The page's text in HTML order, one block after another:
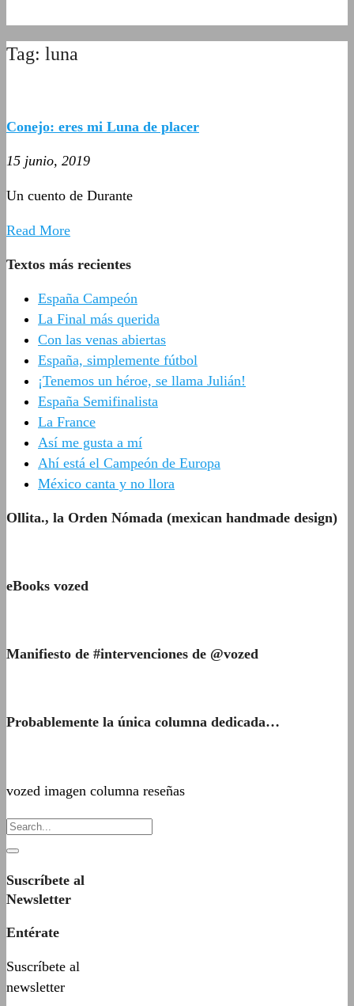
Tag: luna
Conejo: eres mi Luna de placer
15 junio, 2019
Un cuento de Durante
Read More
Textos más recientes
España Campeón
La Final más querida
Con las venas abiertas
España, simplemente fútbol
¡Tenemos un héroe, se llama Julián!
España Semifinalista
La France
Así me gusta a mí
Ahí está el Campeón de Europa
México canta y no llora
Ollita., la Orden Nómada (mexican handmade design)
eBooks vozed
Manifiesto de #intervenciones de @vozed
Probablemente la única columna dedicada…
vozed imagen columna reseñas
Suscríbete al
Newsletter
Entérate
Suscríbete al
newsletter